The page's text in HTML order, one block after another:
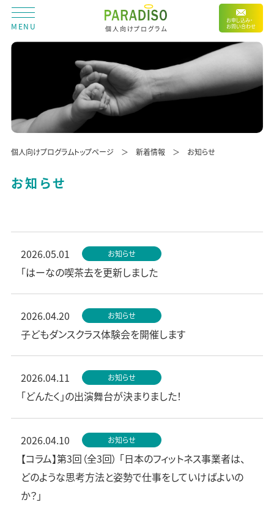
MENU 個人向けプログラム
お申し込み・
お問い合わせ
個人向けプログラムトップページ 新着情報 お知らせ
お知らせ
2026.05.01 お知らせ
「はーなの喫茶去を更新しました
2026.04.20 お知らせ
子どもダンスクラス体験会を開催します
2026.04.11 お知らせ
「どんたく」の出演舞台が決まりました！
2026.04.10 お知らせ
【コラム】第3回（全3回） 「日本のフィットネス事業者は、
どのような思考方法と姿勢で仕事をしていけばよいの
か？」